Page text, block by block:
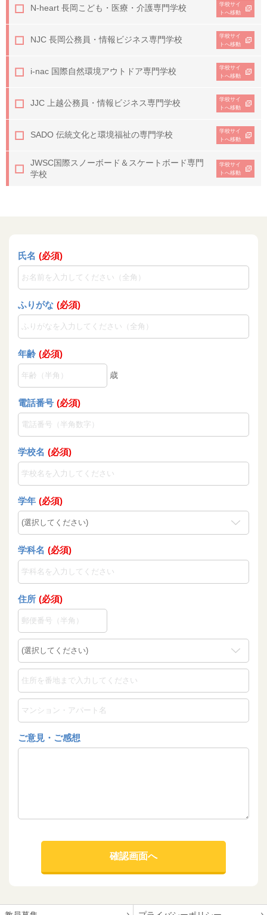
N-heart 長岡こども・医療・介護専門学校
学校サイ
トへ移動
NJC 長岡公務員・情報ビジネス専門学校
学校サイ
トへ移動
i-nac 国際自然環境アウトドア専門学校
学校サイ
トへ移動
JJC 上越公務員・情報ビジネス専門学校
学校サイ
トへ移動
SADO 伝統文化と環境福祉の専門学校
学校サイ
トへ移動
JWSC国際スノーボード＆スケートボード専門
学校
学校サイ
トへ移動
氏名 (必須)
ふりがな (必須)
年齢 (必須)
歳
電話番号 (必須)
学校名 (必須)
学年 (必須)
学科名 (必須)
住所 (必須)
ご意見・ご感想